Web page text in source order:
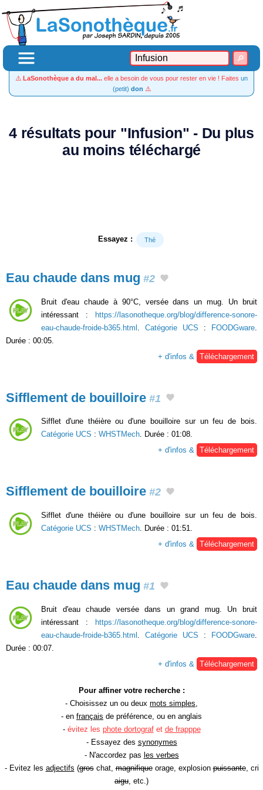
⚠️ LaSonothèque a du mal... elle a besoin de vous pour rester en vie ! Faites un
(petit) don ⚠️
4 résultats pour "Infusion" - Du plus
au moins téléchargé
Essayez : Thé
Eau chaude dans mug #2
Bruit d'eau chaude à 90°C, versée dans un mug. Un bruit
intéressant : https://lasonotheque.org/blog/difference-sonore-
eau-chaude-froide-b365.html
Catégorie UCS : FOODGware
Durée : 00:05.
+ d'infos &
Téléchargement
Sifflement de bouilloire #1
Sifflet d'une théière ou d'une bouilloire sur un feu de bois.
Catégorie UCS : WHSTMech. Durée : 01:08.
+ d'infos & Téléchargement
Sifflement de bouilloire #2
Sifflet d'une théière ou d'une bouilloire sur un feu de bois.
Catégorie UCS : WHSTMech . Durée : 01:51.
+ d'infos &
Téléchargement
Eau chaude dans mug #1
Bruit d'eau chaude versée dans un grand mug. Un bruit
intéressant : https://lasonotheque.org/blog/difference-sonore-
eau-chaude-froide-b365.html
Catégorie UCS : FOODGware
Durée : 00:07.
+ d'infos &
Téléchargement
Pour affiner votre recherche :
- Choisissez un ou deux mots simples
- en français de préférence, ou en anglais
- évitez les phote dortografet de frapppe
- Essayez des synonymes
- N'accordez pas les verbes
- Evitez les adjectifs (groschat,magnifiqueorage, explosionpuissante, cri
aigu , etc.)